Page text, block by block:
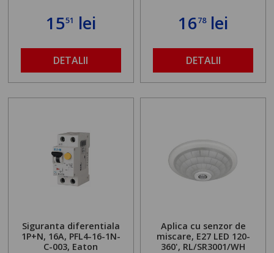
1551 lei
DETALII
1678lei
DETALII
Siguranta diferentiala
1P+N, 16A, PFL4-16-1N-
C-003, Eaton
Aplica cu senzor de
miscare, E27 LED 120-
360', RL/SR3001/WH